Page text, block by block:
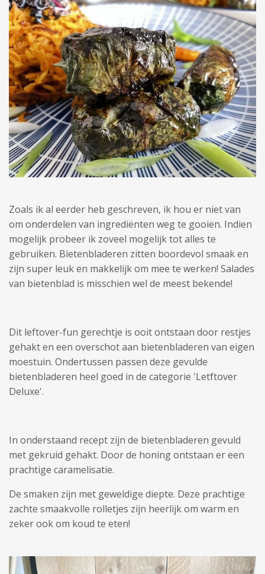
Zoals ik al eerder heb geschreven, ik hou er niet van
om onderdelen van ingrediënten weg te gooien. Indien
mogelijk probeer ik zoveel mogelijk tot alles te
gebruiken. Bietenbladeren zitten boordevol smaak en
zijn super leuk en makkelijk om mee te werken! Salades
van bietenblad is misschien wel de meest bekende!
Dit leftover-fun gerechtje is ooit ontstaan door restjes
gehakt en een overschot aan bietenbladeren van eigen
moestuin. Ondertussen passen deze gevulde
bietenbladeren heel goed in de categorie 'Letftover
Deluxe'.
In onderstaand recept zijn de bietenbladeren gevuld
met gekruid gehakt. Door de honing ontstaan er een
prachtige caramelisatie.
De smaken zijn met geweldige diepte. Deze prachtige
zachte smaakvolle rolletjes zijn heerlijk om warm en
zeker ook om koud te eten!